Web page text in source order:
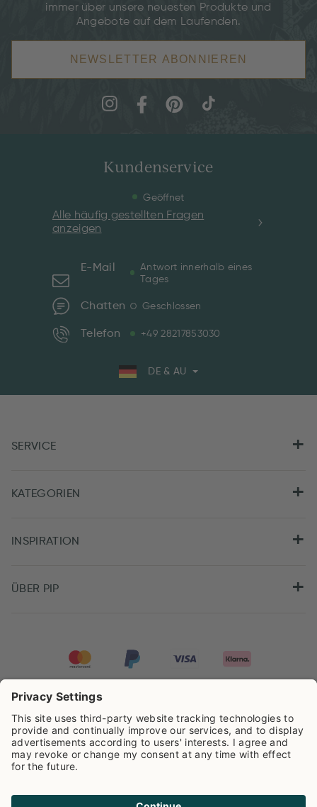
immer über unsere neuesten Produkte und
Angebote auf dem Laufenden.
NEWSLETTER ABONNIEREN
Kundenservice
Geöffnet
Alle häufig gestellten Fragen
anzeigen
E-Mail
Antwort innerhalb eines
Tages
Chatten Geschlossen
Telefon +49 28217853030
DE & AU
SERVICE
KATEGORIEN
INSPIRATION
ÜBER PIP
auf der Grundlage von8.959Rezensionen ausgezeichnet.